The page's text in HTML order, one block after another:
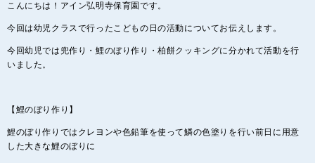
こんにちは！アイン弘明寺保育園です。
今回は幼児クラスで行ったこどもの日の活動についてお伝えします。
今回幼児では兜作り・鯉のぼり作り・柏餅クッキングに分かれて活動を行
いました。
【鯉のぼり作り】
鯉のぼり作りではクレヨンや色鉛筆を使って鱗の色塗りを行い前日に用意
した大きな鯉のぼりに